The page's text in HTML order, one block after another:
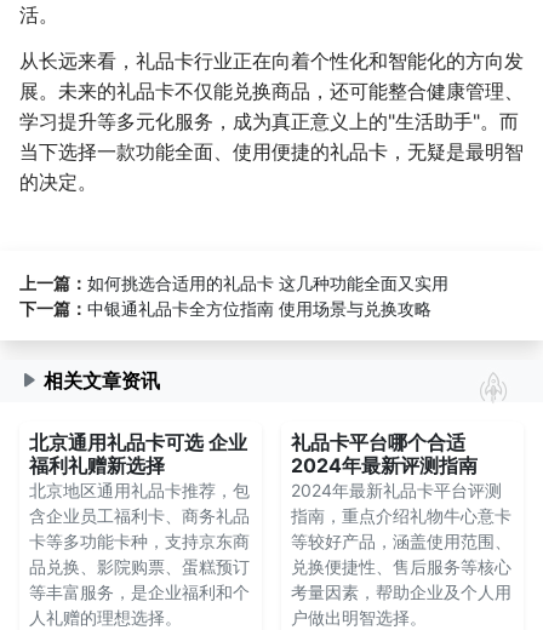
活。
从长远来看，礼品卡行业正在向着个性化和智能化的方向发
展。未来的礼品卡不仅能兑换商品，还可能整合健康管理、
学习提升等多元化服务，成为真正意义上的"生活助手"。而
当下选择一款功能全面、使用便捷的礼品卡，无疑是最明智
的决定。
上一篇： 如何挑选合适用的礼品卡 这几种功能全面又实用
下一篇： 中银通礼品卡全方位指南 使用场景与兑换攻略
相关文章资讯
北京通用礼品卡可选 企业
福利礼赠新选择
北京地区通用礼品卡推荐，包
含企业员工福利卡、商务礼品
卡等多功能卡种，支持京东商
品兑换、影院购票、蛋糕预订
等丰富服务，是企业福利和个
人礼赠的理想选择。
礼品卡平台哪个合适
2024年最新评测指南
2024年最新礼品卡平台评测
指南，重点介绍礼物牛心意卡
等较好产品，涵盖使用范围、
兑换便捷性、售后服务等核心
考量因素，帮助企业及个人用
户做出明智选择。